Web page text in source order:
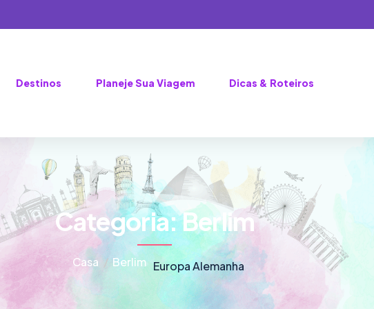
Destinos Planeje Sua Viagem Dicas & Roteiros
Categoria:Berlim
Casa EuropaAlemanha
Berlim